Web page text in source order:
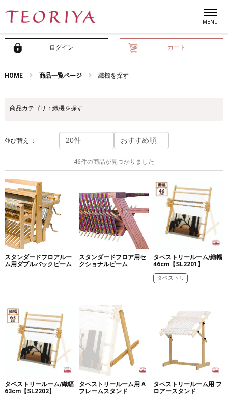
ログイン カート
HOME 商品一覧ページ 織機を探す
商品カテゴリ：織機を探す
並び替え ：
46件の商品が見つかりました
スタンダードフロアルー
ム用ダブルバックビーム
スタンダードフロア用セ
クショナルビーム
タペストリールーム/織幅
46cm【SL2201】
タペストリ
タペストリールーム/織幅
63cm【SL2202】
タペストリールーム用 A
フレームスタンド
タペストリールーム用 フ
ロアースタンド